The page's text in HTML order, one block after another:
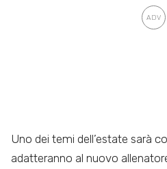
Uno dei temi dell’estate sarà
adatteranno al nuovo